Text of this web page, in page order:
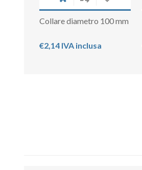
Collare diametro 100 mm
€2,14 IVA inclusa